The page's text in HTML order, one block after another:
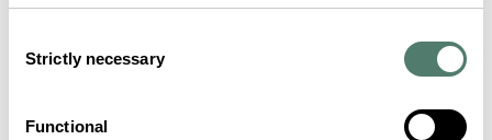
Selection
Strictly necessary
Functional